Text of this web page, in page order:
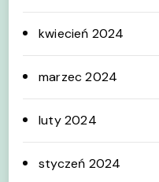
kwiecień 2024
marzec 2024
luty 2024
styczeń 2024